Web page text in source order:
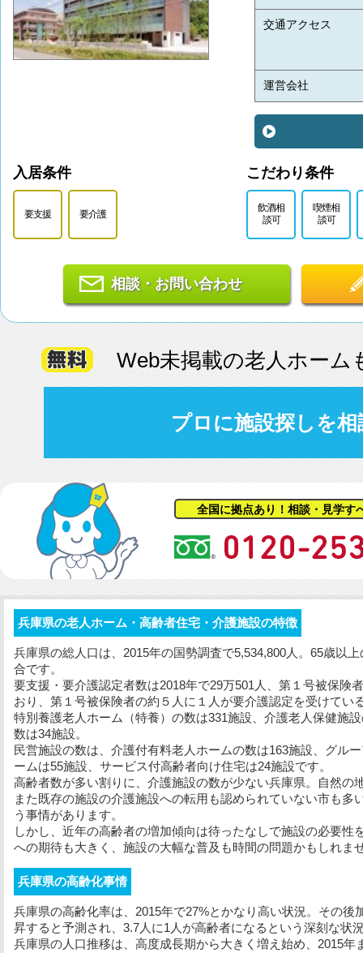
交通アクセス
運営会社
入居条件
要支援 要介護
こだわり条件
飲酒相
談可
喫煙相
談可
相談・お問い合わせ
Web未掲載の老人ホーム
プロに施設探しを
全国に拠点あり！相談・見学す
兵庫県の老人ホーム・高齢者住宅・介護施設の特徴
兵庫県の総人口は、2015年の国勢調査で5,534,800人。65歳以
合です。
要支援・要介護認定者数は2018年で29万501人、第１号被保険
おり、第１号被保険者の約５人に１人が要介護認定を受けてい
特別養護老人ホーム（特養）の数は331施設、介護老人保健施
数は34施設。
民営施設の数は、介護付有料老人ホームの数は163施設、グル
ームは55施設、サービス付高齢者向け住宅は24施設です。
高齢者数が多い割りに、介護施設の数が少ない兵庫県。自然の
また既存の施設の介護施設への転用も認められていない市も多
う事情があります。
しかし、近年の高齢者の増加傾向は待ったなしで施設の必要性
への期待も大きく、施設の大幅な普及も時間の問題かもしれま
兵庫県の高齢化事情
兵庫県の高齢化率は、2015年で27%とかなり高い状況。その後
昇すると予測され、3.7人に1人が高齢者になるという深刻な状
兵庫県の人口推移は、高度成長期から大きく増え始め、2015